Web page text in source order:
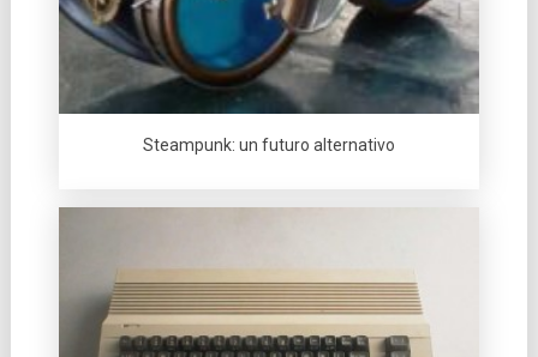
Steampunk: un futuro alternativo